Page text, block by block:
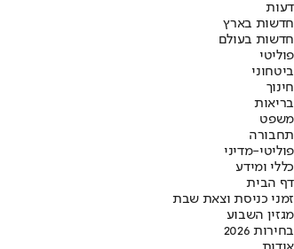
דעות
חדשות בארץ
חדשות בעולם
פוליטי
ביטחוני
חינוך
בריאות
משפט
תחבורה
פוליטי-מדיני
כללי ומידע
דף הבית
זמני כניסת וצאת שבת
מגזין השבוע
בחירות 2026